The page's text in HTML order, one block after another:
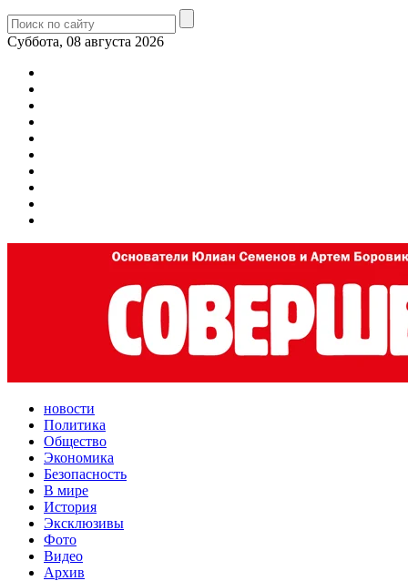
Суббота, 08 августа 2026
новости
Политика
Общество
Экономика
Безопасность
В мире
История
Эксклюзивы
Фото
Видео
Архив